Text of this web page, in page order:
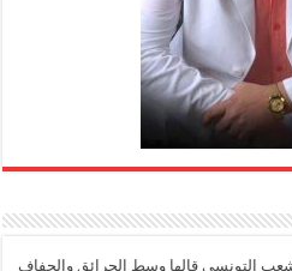
التونسي قالها وسط الحرائق والجفاف